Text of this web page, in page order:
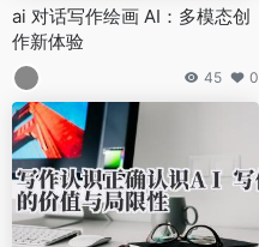
ai 对话写作绘画 AI：多模态创
作新体验
45 0